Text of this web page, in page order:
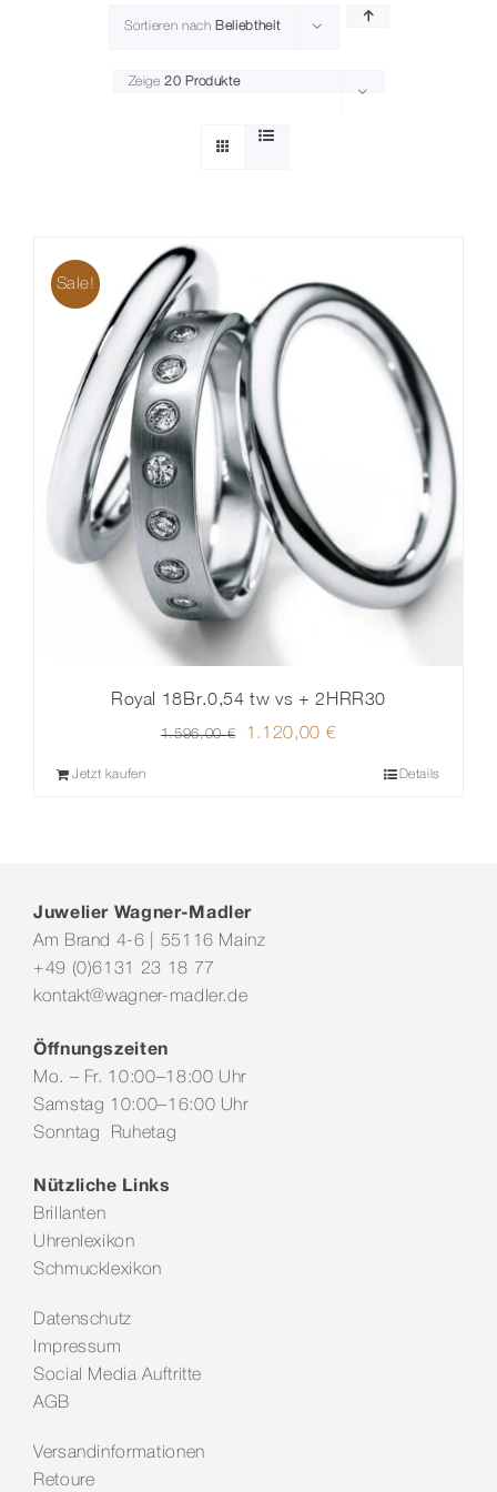
Sortieren nach Beliebtheit
Zeige20 Produkte
Sale!
Royal 18Br.0,54 tw vs + 2HRR30
1.596,00€
Ursprünglicher
1.120,00 €
Jetzt kaufen Details
Juwelier Wagner-Madler
Am Brand 4-6 | 55116 Mainz
+49 (0)6131 23 18 77
kontakt@wagner-madler.de
Öffnungszeiten
Mo. – Fr. 10:00–18:00 Uhr
Samstag 10:00–16:00 Uhr
Sonntag Ruhetag
Nützliche Links
Brillanten
Uhrenlexikon
Schmucklexikon
Datenschutz
Impressum
Social Media Auftritte
AGB
Versandinformationen
Retoure